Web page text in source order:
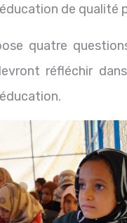
éducation de qualité
quatre
réfléchir